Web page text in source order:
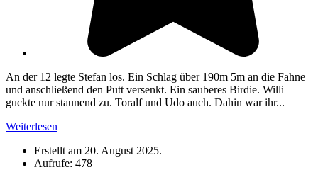
An der 12 legte Stefan los. Ein Schlag über 190m 5m an die Fahne
und anschließend den Putt versenkt. Ein sauberes Birdie. Willi
guckte nur staunend zu. Toralf und Udo auch. Dahin war ihr...
Weiterlesen
Erstellt am 20. August 2025.
Aufrufe: 478